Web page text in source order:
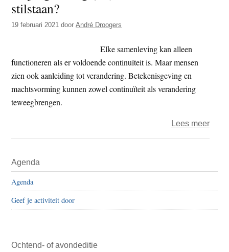
t
e
e
s
e
stilstaan?
19 februari 2021 doorAndré Droogers
Elke samenleving kan alleen
functioneren als er voldoende continuïteit is. Maar mensen
zien ook aanleiding tot verandering. Betekenisgeving en
machtsvorming kunnen zowel continuïteit als verandering
teweegbrengen.
Lees meerover
Sidebar
Agenda
Agenda
Geef je activiteit door
Ochtend- of avondeditie